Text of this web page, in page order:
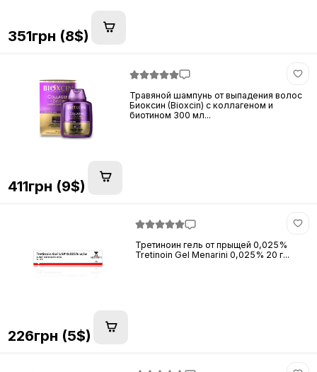
351грн (8$)
Травяной шампунь от выпадения волос
Биоксин (Bioxcin) с коллагеном и
биотином 300 мл...
411грн (9$)
Третиноин гель от прыщей 0,025%
Tretinoin Gel Menarini 0,025% 20 г...
226грн (5$)